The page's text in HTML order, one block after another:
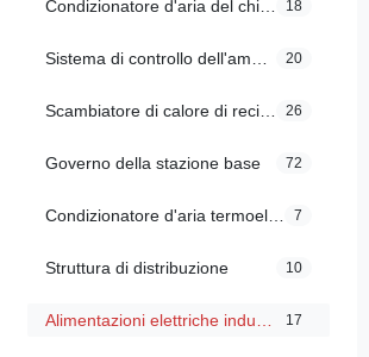
18
20
26
Governo della stazione base 72
7
Struttura di distribuzione 10
17